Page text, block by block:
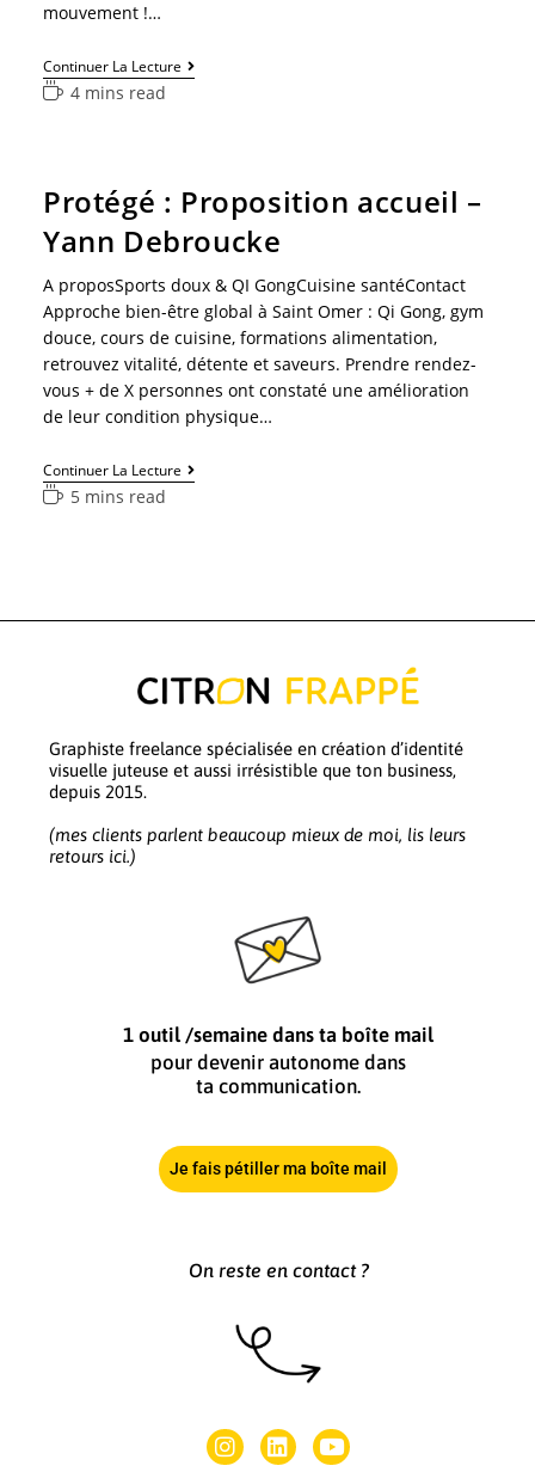
mouvement !…
Continuer La Lecture
4 mins read
Protégé : Proposition accueil –
Yann Debroucke
A proposSports doux & QI GongCuisine santéContact
Approche bien-être global à Saint Omer : Qi Gong, gym
douce, cours de cuisine, formations alimentation,
retrouvez vitalité, détente et saveurs. Prendre rendez-
vous + de X personnes ont constaté une amélioration
de leur condition physique…
Continuer La Lecture
5 mins read
Graphiste freelance spécialisée en création d’identité
visuelle juteuse et aussi irrésistible que ton business,
depuis 2015.
(mes clients parlent beaucoup mieux de moi, lis leurs
retours ici.)
1 outil /semaine dans ta boîte mail
pour devenir autonome dans
ta communication.
Je fais pétiller ma boîte mail
On reste en contact ?